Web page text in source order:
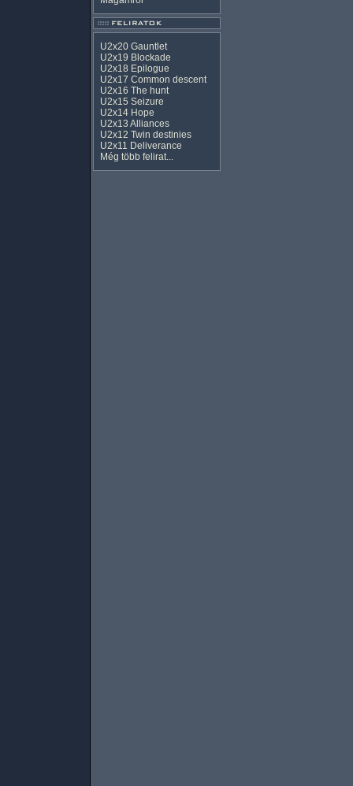
U2x20 Gauntlet
U2x19 Blockade
U2x18 Epilogue
U2x17 Common descent
U2x16 The hunt
U2x15 Seizure
U2x14 Hope
U2x13 Alliances
U2x12 Twin destinies
U2x11 Deliverance
Még több felirat...